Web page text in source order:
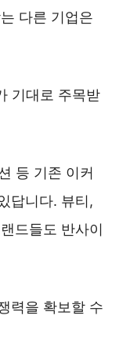
다른 기업은
기대로 주목받
등 기존 이커
답니다. 뷰티,
드들도 반사이
력을 확보할 수